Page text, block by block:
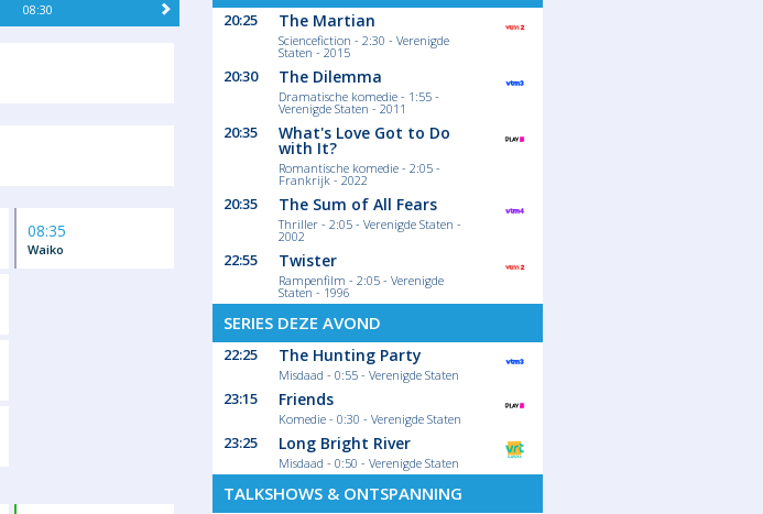
08:30
08:35
Waiko
20:25 The Martian
Sciencefiction - 2:30 - Verenigde
Staten - 2015
20:30 The Dilemma
Dramatische komedie - 1:55 -
Verenigde Staten - 2011
20:35 What's Love Got to Do
with It?
Romantische komedie - 2:05 -
Frankrijk - 2022
20:35 The Sum of All Fears
Thriller - 2:05 - Verenigde Staten -
2002
22:55 Twister
Rampenfilm - 2:05 - Verenigde
Staten - 1996
SERIES DEZE AVOND
22:25 The Hunting Party
Misdaad - 0:55 - Verenigde Staten
23:15 Friends
Komedie - 0:30 - Verenigde Staten
23:25 Long Bright River
Misdaad - 0:50 - Verenigde Staten
TALKSHOWS & ONTSPANNING